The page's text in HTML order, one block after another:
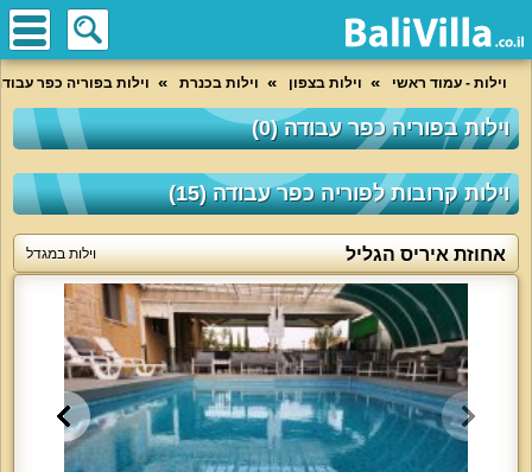
וילות - עמוד ראשי וילות בצפון וילות בכנרת וילות בפוריה כפר
וילות בפוריה כפר עבודה (0)
וילות קרובות לפוריה כפר עבודה (15)
אחוזת איריס הגליל וילות במגדל